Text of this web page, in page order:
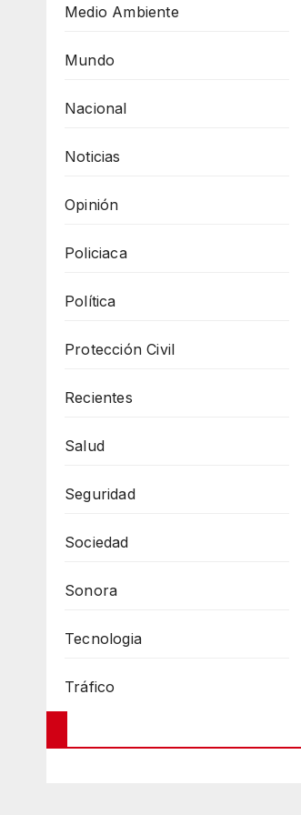
Medio Ambiente
Mundo
Nacional
Noticias
Opinión
Policiaca
Política
Protección Civil
Recientes
Salud
Seguridad
Sociedad
Sonora
Tecnologia
Tráfico